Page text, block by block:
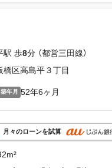
食洗器・水栓一体型浄水器付）
換気乾燥暖房機付、1416サイズ）
ホン交換
設置
ト貼り
施
駅 歩8分 （都営三田線）
橋区高島平３丁目
築年月 52年6ヶ月
月々のローンを試算